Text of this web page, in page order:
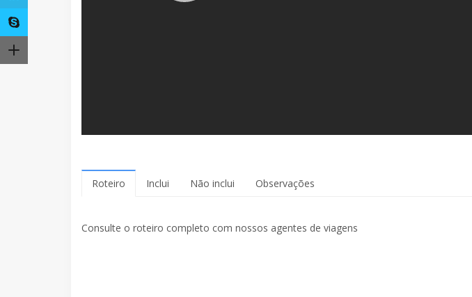
Roteiro Inclui Não inclui Observações
Consulte o roteiro completo com nossos agentes de viagens